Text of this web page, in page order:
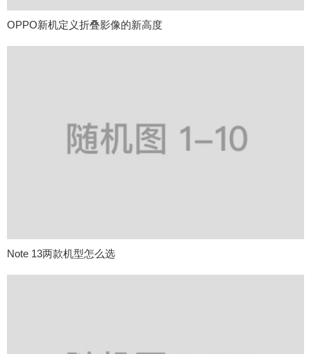
OPPO新机定义折叠影像的新高度
Note 13两款机型怎么选